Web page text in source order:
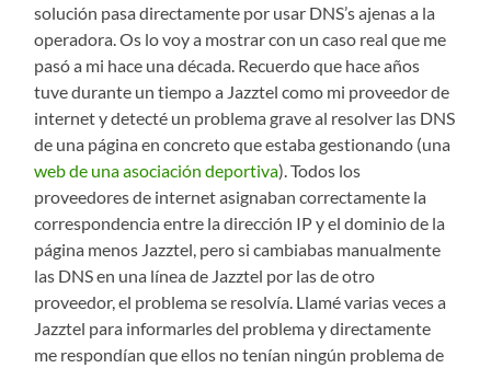
solución pasa directamente por usar DNS’s ajenas a la
operadora. Os lo voy a mostrar con un caso real que me
pasó a mi hace una década. Recuerdo que hace años
tuve durante un tiempo a Jazztel como mi proveedor de
internet y detecté un problema grave al resolver las DNS
de una página en concreto que estaba gestionando (una
web de una asociación deportiva). Todos los
proveedores de internet asignaban correctamente la
correspondencia entre la dirección IP y el dominio de la
página menos Jazztel, pero si cambiabas manualmente
las DNS en una línea de Jazztel por las de otro
proveedor, el problema se resolvía. Llamé varias veces a
Jazztel para informarles del problema y directamente
me respondían que ellos no tenían ningún problema de